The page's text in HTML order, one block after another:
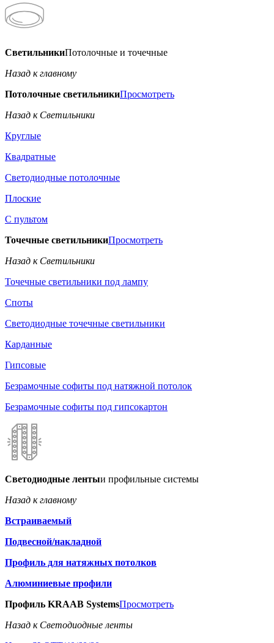
СветильникиПотолочные и точечные
Назад к главному
Потолочные светильникиПросмотреть
Назад к Светильники
Круглые
Квадратные
Светодиодные потолочные
Плоские
С пультом
Точечные светильникиПросмотреть
Назад к Светильники
Точечные светильники под лампу
Споты
Светодиодные точечные светильники
Карданные
Гипсовые
Безрамочные софиты под натяжной потолок
Безрамочные софиты под гипсокартон
Светодиодные лентыи профильные системы
Назад к главному
Встраиваемый
Подвесной/накладной
Профиль для натяжных потолков
Алюминиевые профили
Профиль KRAAB SystemsПросмотреть
Назад к Светодиодные ленты